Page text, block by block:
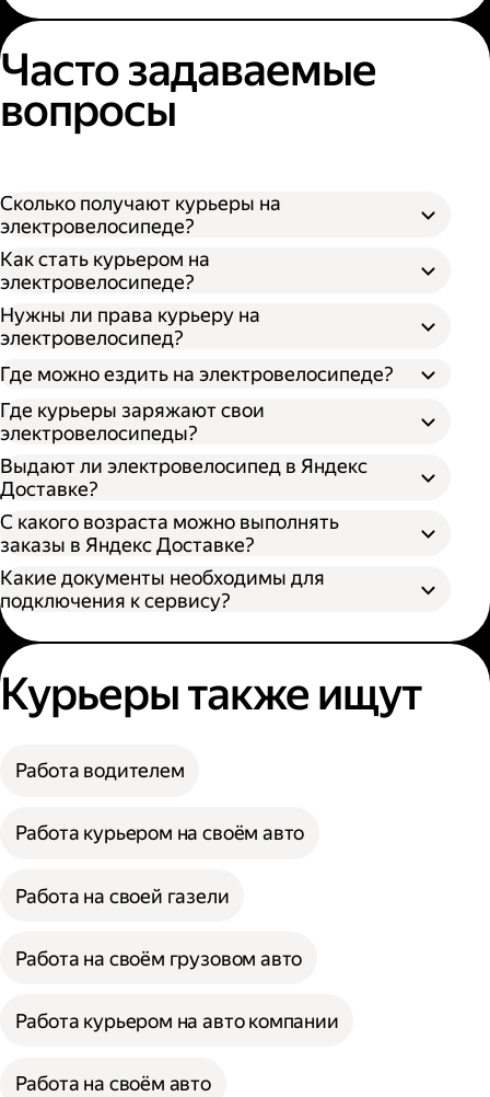
Часто задаваемые
вопросы
Сколько получают курьеры на
электровелосипеде?
Как стать курьером на
электровелосипеде?
Нужны ли права курьеру на
электровелосипед?
Где можно ездить на электровелосипеде?
Где курьеры заряжают свои
электровелосипеды?
Выдают ли электровелосипед в Яндекс
Доставке?
С какого возраста можно выполнять
заказы в Яндекс Доставке?
Какие документы необходимы для
подключения к сервису?
Курьеры также ищут
Работа водителем
Работа курьером на своём авто
Работа на своей газели
Работа на своём грузовом авто
Работа курьером на авто компании
Работа на своём авто